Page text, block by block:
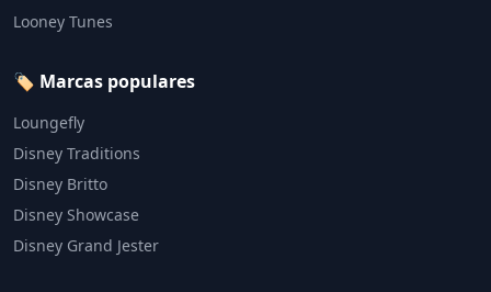
Looney Tunes
🏷️ Marcas populares
Loungefly
Disney Traditions
Disney Britto
Disney Showcase
Disney Grand Jester